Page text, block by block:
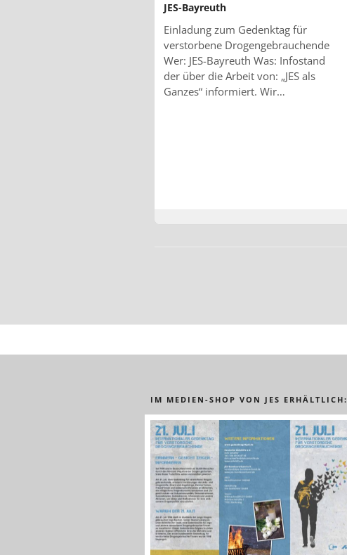
JES-Bayreuth
Einladung zum Gedenktag für
verstorbene Drogengebrauchende
Wer: JES-Bayreuth Was: Infostand
der über die Arbeit von: „JES als
Ganzes“ informiert. Wir…
Beiträge
IM MEDIEN-SHOP VON JES ERHÄLTLICH: